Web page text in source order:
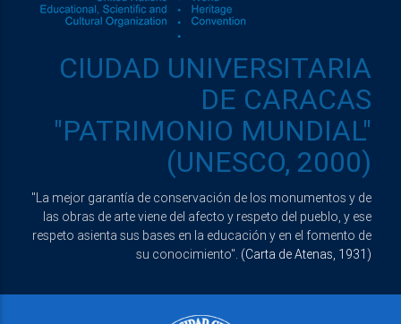
CIUDAD UNIVERSITARIA
DE CARACAS
"PATRIMONIO MUNDIAL"
(UNESCO, 2000)
"La mejor garantía de conservación de los monumentos y de
las obras de arte viene del afecto y respeto del pueblo, y ese
respeto asienta sus bases en la educación y en el fomento de
su conocimiento". (Carta de Atenas, 1931)